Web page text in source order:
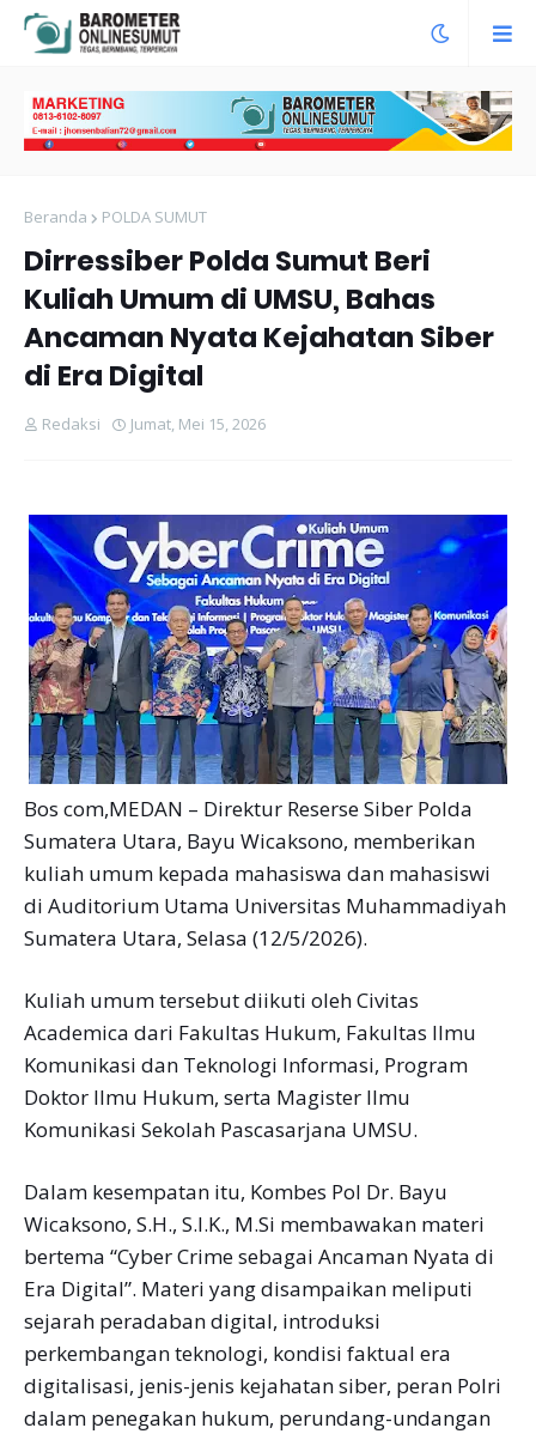
Beranda POLDA SUMUT
Dirressiber Polda Sumut Beri
Kuliah Umum di UMSU, Bahas
Ancaman Nyata Kejahatan Siber
di Era Digital
Redaksi Jumat, Mei 15, 2026
Bos com,MEDAN – Direktur Reserse Siber Polda
Sumatera Utara, Bayu Wicaksono, memberikan
kuliah umum kepada mahasiswa dan mahasiswi
di Auditorium Utama Universitas Muhammadiyah
Sumatera Utara, Selasa (12/5/2026).
Kuliah umum tersebut diikuti oleh Civitas
Academica dari Fakultas Hukum, Fakultas Ilmu
Komunikasi dan Teknologi Informasi, Program
Doktor Ilmu Hukum, serta Magister Ilmu
Komunikasi Sekolah Pascasarjana UMSU.
Dalam kesempatan itu, Kombes Pol Dr. Bayu
Wicaksono, S.H., S.I.K., M.Si membawakan materi
bertema “Cyber Crime sebagai Ancaman Nyata di
Era Digital”. Materi yang disampaikan meliputi
sejarah peradaban digital, introduksi
perkembangan teknologi, kondisi faktual era
digitalisasi, jenis-jenis kejahatan siber, peran Polri
dalam penegakan hukum, perundang-undangan